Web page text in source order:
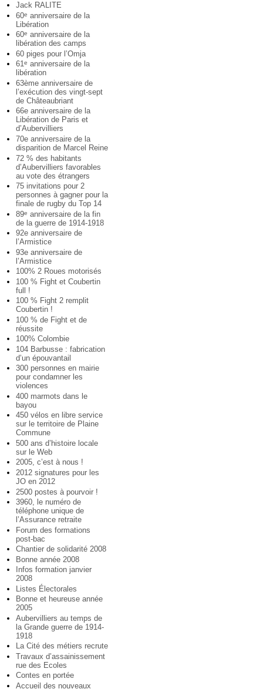
Jack RALITE
60e anniversaire de la
Libération
60e anniversaire de la
libération des camps
60 piges pour l’Omja
61e anniversaire de la
libération
63ème anniversaire de
l’exécution des vingt-sept
de Châteaubriant
66e anniversaire de la
Libération de Paris et
d’Aubervilliers
70e anniversaire de la
disparition de Marcel Reine
72 % des habitants
d’Aubervilliers favorables
au vote des étrangers
75 invitations pour 2
personnes à gagner pour la
finale de rugby du Top 14
89e anniversaire de la fin
de la guerre de 1914-1918
92e anniversaire de
l’Armistice
93e anniversaire de
l’Armistice
100% 2 Roues motorisés
100 % Fight et Coubertin
full !
100 % Fight 2 remplit
Coubertin !
100 % de Fight et de
réussite
100% Colombie
104 Barbusse : fabrication
d’un épouvantail
300 personnes en mairie
pour condamner les
violences
400 marmots dans le
bayou
450 vélos en libre service
sur le territoire de Plaine
Commune
500 ans d’histoire locale
sur le Web
2005, c’est à nous !
2012 signatures pour les
JO en 2012
2500 postes à pourvoir !
3960, le numéro de
téléphone unique de
l’Assurance retraite
Forum des formations
post-bac
Chantier de solidarité 2008
Bonne année 2008
Infos formation janvier
2008
Listes Électorales
Bonne et heureuse année
2005
Aubervilliers au temps de
la Grande guerre de 1914-
1918
La Cité des métiers recrute
Travaux d’assainissement
rue des Ecoles
Contes en portée
Accueil des nouveaux